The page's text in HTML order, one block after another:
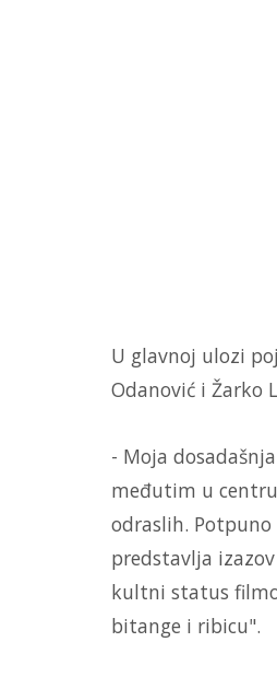
U glavnoj ulozi
Odanović i Žarko
- Moja
međutim u
odraslih. Potpuno
predstavlja
kultni status
bitange i ribicu".